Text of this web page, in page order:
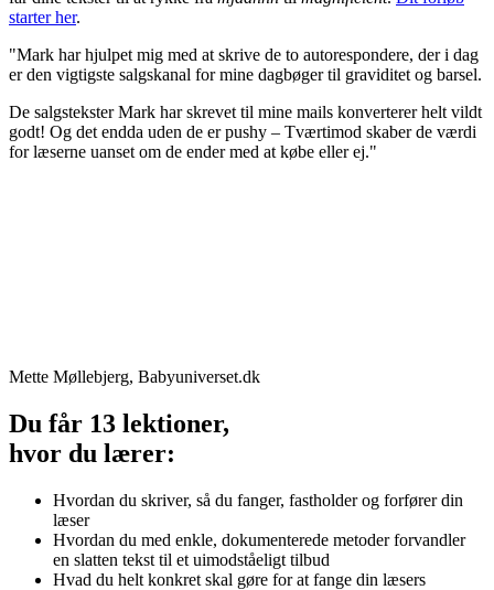
starter her.
"Mark har hjulpet mig med at skrive de to autorespondere, der i dag
er den vigtigste salgskanal for mine dagbøger til graviditet og barsel.
De salgstekster Mark har skrevet til mine mails konverterer helt vildt
godt! Og det endda uden de er pushy – Tværtimod skaber de værdi
for læserne uanset om de ender med at købe eller ej."
Mette Møllebjerg, Babyuniverset.dk
Du får 13 lektioner,
hvor du lærer:
Hvordan du skriver, så du fanger, fastholder og forfører din
læser
Hvordan du med enkle, dokumenterede metoder forvandler
en slatten tekst til et uimodståeligt tilbud
Hvad du helt konkret skal gøre for at fange din læsers